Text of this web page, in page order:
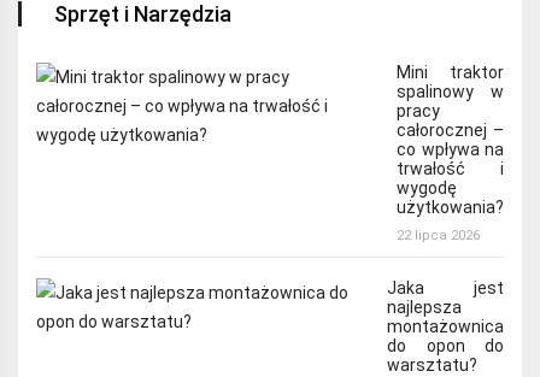
Sprzęt i Narzędzia
Mini traktor
spalinowy w
pracy
całorocznej –
co wpływa na
trwałość i
wygodę
użytkowania?
22 lipca 2026
Jaka jest
najlepsza
montażownica
do opon do
warsztatu?